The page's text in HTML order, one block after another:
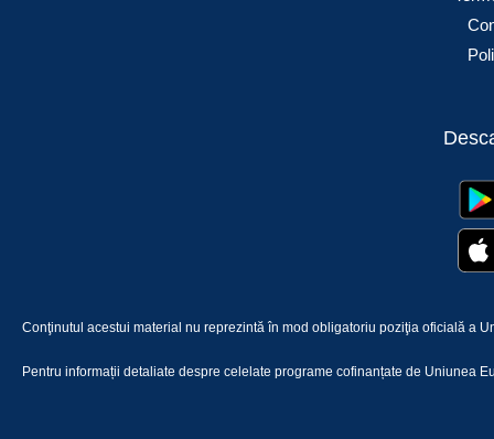
Conţinutul acestui material nu reprezintă în mod obligatoriu poziţia oficială a
Pentru informații detaliate despre celelate programe cofinanțate de Uniunea